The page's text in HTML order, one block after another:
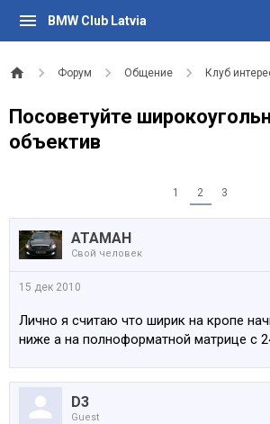
BMW Club Latvia
Форум Общение Клуб
Посоветуйте
объектив
1 2 3
АТАМАН
Свой человек
15 дек 2010
Лично я считаю что ширик на кропе
ниже а на полноформатной матрице с
D3
Guest